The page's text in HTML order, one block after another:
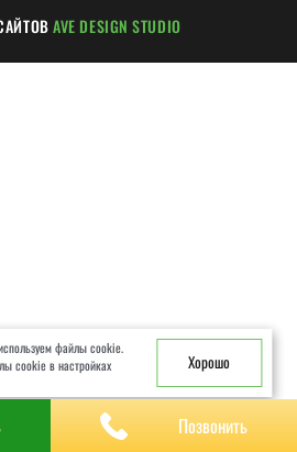
AVE DESIGN STUDIO
файлы cookie.
cookie в настройках
Хорошо
Позвонить